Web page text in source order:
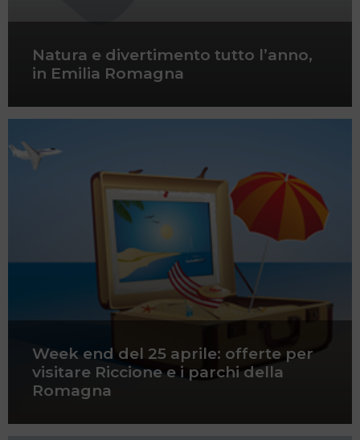
Natura e divertimento tutto l’anno,
in Emilia Romagna
Week end del 25 aprile: offerte per
visitare Riccione e i parchi della
Romagna